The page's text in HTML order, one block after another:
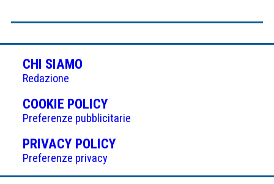
CHI SIAMO
Redazione
COOKIE POLICY(APRE
IN
UNA
NUOVA
Preferenze pubblicitarie
PRIVACY POLICY(APRE
UNA
Preferenze privacy